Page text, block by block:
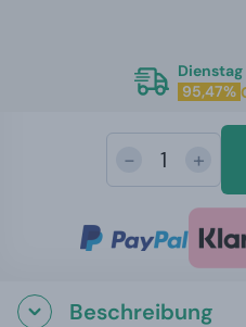
Dienstag
95,47%
- +
Beschreibung